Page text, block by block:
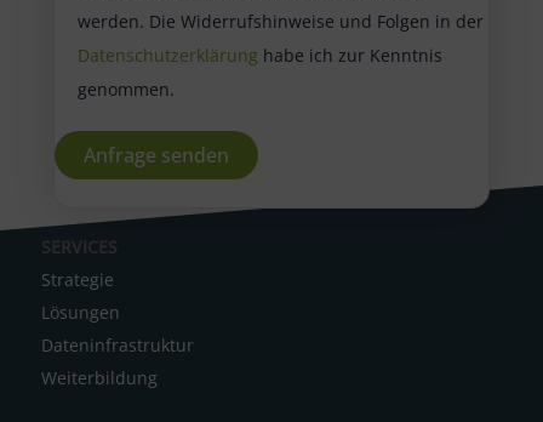
werden. Die Widerrufshinweise und Folgen in der
Datenschutzerklärung habe ich zur Kenntnis
genommen.
A
l
t
SERVICES
Strategie
Lösungen
Dateninfrastruktur
Weiterbildung